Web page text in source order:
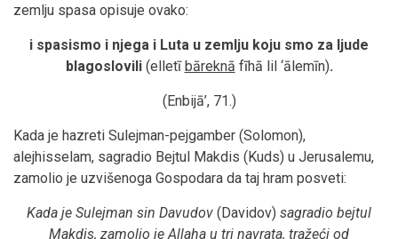
zemlju spasa opisuje ovako:
i spasismo i njega i Luta u zemlju koju smo za ljude
blagoslovili (elletībāreknā fīhā lil ‘ālemīn).
(Enbijā’, 71.)
Kada je hazreti Sulejman-pejgamber (Solomon),
alejhisselam, sagradio Bejtul Makdis (Kuds) u Jerusalemu,
zamolio je uzvišenoga Gospodara da taj hram posveti:
Kada je Sulejman sin Davudov (Davidov) sagradio bejtul
Makdis, zamolio je Allaha u tri navrata, tražeći od